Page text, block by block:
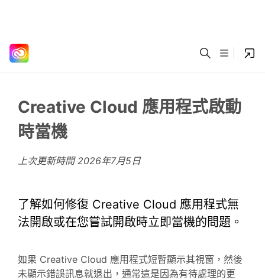
Creative Cloud 應用程式啟動
時當機
上次更新時間2026年7月5日
了解如何修復 Creative Cloud 應用程式無
法開啟或在您嘗試開啟時立即當機的問題。
如果 Creative Cloud 應用程式短暫顯示其視窗，然後
未顯示錯誤訊息就退出，通常這是因為有待處理的更